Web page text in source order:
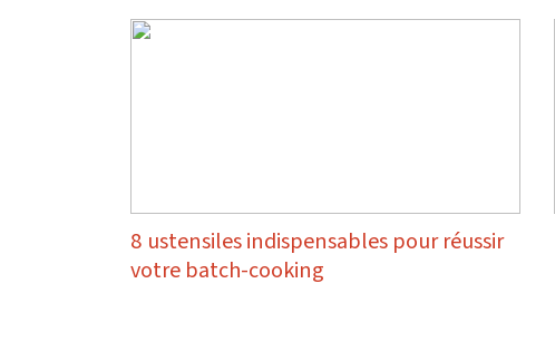
8 ustensiles indispensables pour réussir
votre batch-cooking